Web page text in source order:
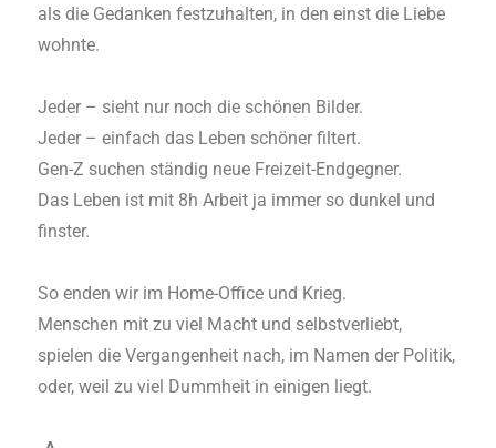
als die Gedanken festzuhalten, in den einst die Liebe
wohnte.
Jeder – sieht nur noch die schönen Bilder.
Jeder – einfach das Leben schöner filtert.
Gen-Z suchen ständig neue Freizeit-Endgegner.
Das Leben ist mit 8h Arbeit ja immer so dunkel und
finster.
So enden wir im Home-Office und Krieg.
Menschen mit zu viel Macht und selbstverliebt,
spielen die Vergangenheit nach, im Namen der Politik,
oder, weil zu viel Dummheit in einigen liegt.